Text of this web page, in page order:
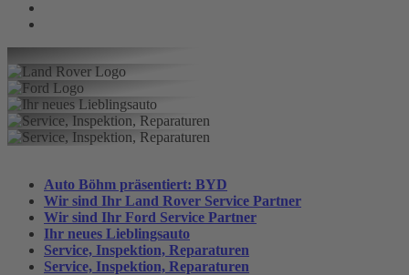
Auto Böhm präsentiert: BYD
Wir sind Ihr Land Rover Service Partner
Wir sind Ihr Ford Service Partner
Ihr neues Lieblings­auto
Service, Inspektion, Reparaturen
Service, Inspektion, Reparaturen